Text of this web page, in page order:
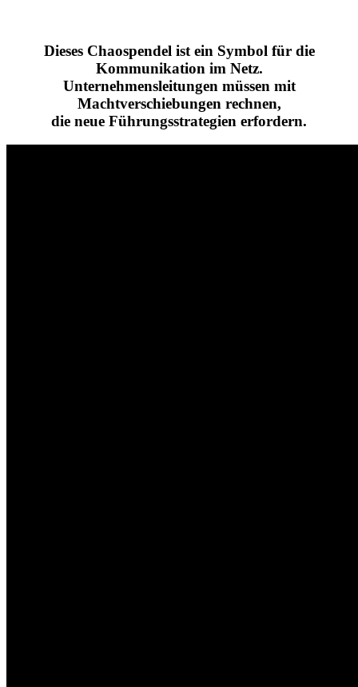
Dieses Chaospendel ist ein Symbol für die
Kommunikation im Netz.
Unternehmensleitungen müssen mit
Machtverschiebungen rechnen,
die neue Führungsstrategien erfordern.